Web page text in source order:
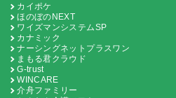
カイポケ
ほのぼのNEXT
ワイズマンシステムSP
カナミック
ナーシングネットプラスワン
まもる君クラウド
G-trust
WINCARE
介舟ファミリー